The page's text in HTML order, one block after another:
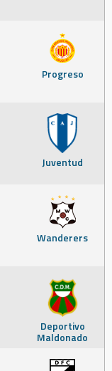
Progreso
Juventud
Wanderers
Deportivo
Maldonado